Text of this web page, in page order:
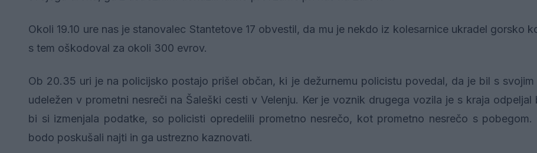
Okoli 19.10 ure nas je stanovalec Stantetove 17 obvestil, da mu je nekdo iz kolesarnice ukradel gorsko
s tem oškodoval za okoli 300 evrov.
Ob 20.35 uri je na policijsko postajo prišel občan, ki je dežurnemu policistu povedal, da je bil s svojim
udeležen v prometni nesreči na Šaleški cesti v Velenju. Ker je voznik drugega vozila je s kraja odpeljal
bi si izmenjala podatke, so policisti opredelili prometno nesrečo, kot prometno nesrečo s pobegom.
bodo poskušali najti in ga ustrezno kaznovati.